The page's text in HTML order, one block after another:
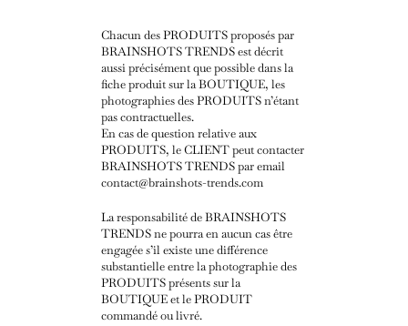
Chacun des PRODUITS proposés par
BRAINSHOTS TRENDS est décrit
aussi précisément que possible dans la
fiche produit sur la BOUTIQUE, les
photographies des PRODUITS n’étant
pas contractuelles.
En cas de question relative aux
PRODUITS, le CLIENT peut contacter
BRAINSHOTS TRENDS par email
contact@brainshots-trends.com
La responsabilité de BRAINSHOTS
TRENDS ne pourra en aucun cas être
engagée s’il existe une différence
substantielle entre la photographie des
PRODUITS présents sur la
BOUTIQUE et le PRODUIT
commandé ou livré.